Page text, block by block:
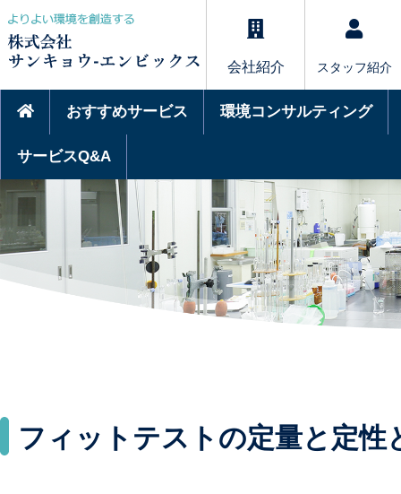
スタッフ紹介
会社紹介
おすすめサービス 環境コンサルティング
サービスQ&A
フィットテストの定量と定